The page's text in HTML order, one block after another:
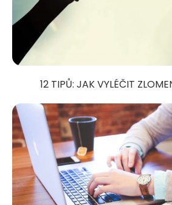
12 TIPŮ: JAK VYLÉČIT